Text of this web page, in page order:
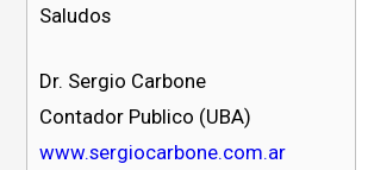
Saludos
Dr. Sergio Carbone
Contador Publico (UBA)
www.sergiocarbone.com.ar